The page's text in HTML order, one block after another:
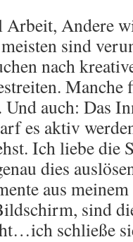
Arbeit, Andere
sind
nach
Manche
auch: Das
es aktiv
Ich liebe die
dies
aus
sind
schließe